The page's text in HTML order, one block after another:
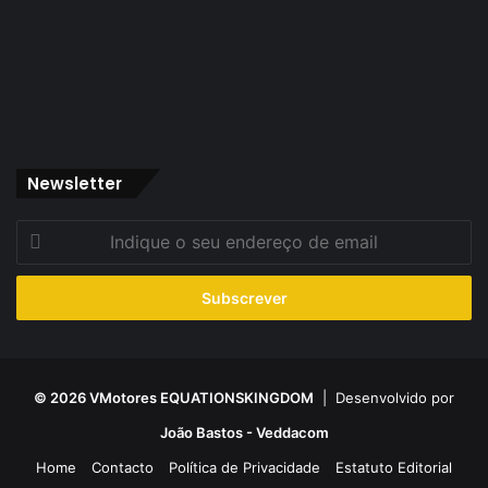
Newsletter
seu
de
© 2026 VMotores EQUATIONSKINGDOM | Desenvolvido por
João Bastos - Veddacom
Home
Contacto Política de Privacidade Estatuto Editorial